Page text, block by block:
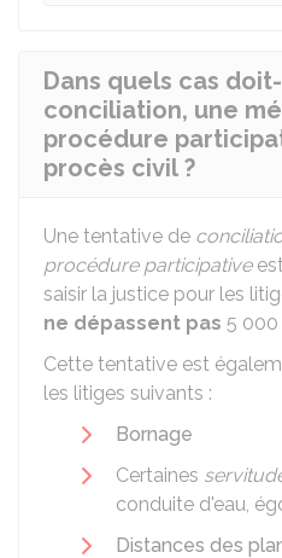
Dans quels cas
conciliation, une
procédure
procès civil ?
Une tentative de
procédure participative
saisir la justice pour les
ne dépassent pas 5
Cette tentative est
les litiges suivants :
Bornage
Certaines
conduite d'eau,
Distances des